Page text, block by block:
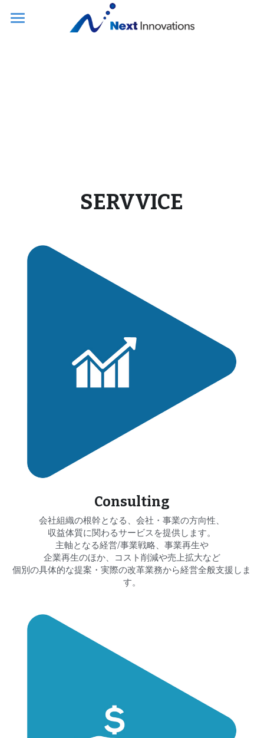
SERVVICE
Consulting
会社組織の根幹となる、会社・事業の方向性、
収益体質に関わるサービスを提供します。
主軸となる経営/事業戦略、事業再生や
企業再生のほか、コスト削減や売上拡大など
個別の具体的な提案・実際の改革業務から経営全般支援しま
す。